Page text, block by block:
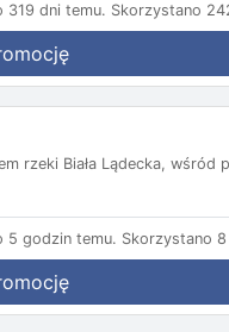
319 dni temu. Skorzystano
rzeki Biała Lądecka,
5 godzin temu. Skorzystano 8